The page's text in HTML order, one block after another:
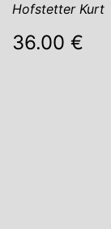
Hofstetter Kurt
36.00 €